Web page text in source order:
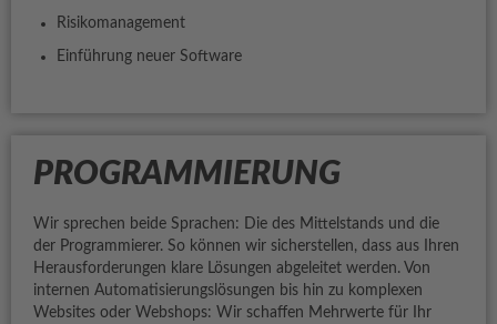
Risikomanagement
Einführung neuer Software
PROGRAMMIERUNG
Wir sprechen beide Sprachen: Die des Mittelstands und die
der Programmierer. So können wir sicherstellen, dass aus Ihren
Herausforderungen klare Lösungen abgeleitet werden. Von
internen Automatisierungslösungen bis hin zu komplexen
Websites oder Webshops: Wir schaffen Mehrwerte für Ihr